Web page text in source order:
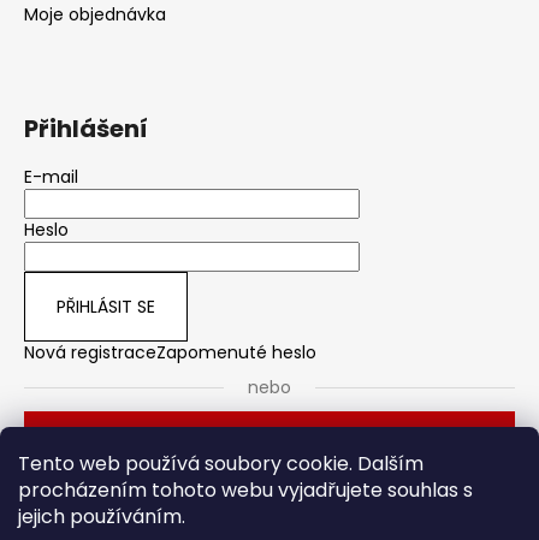
Tento web používá soubory cookie. Dalším
procházením tohoto webu vyjadřujete souhlas s
jejich používáním.
Moje objednávka
Přihlášení
E-mail
Heslo
PŘIHLÁSIT SE
Nová registraceZapomenuté heslo
nebo